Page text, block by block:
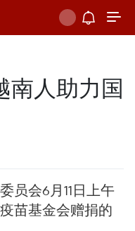
南人助力国
员会6月11日上午
苗基金会赠捐的